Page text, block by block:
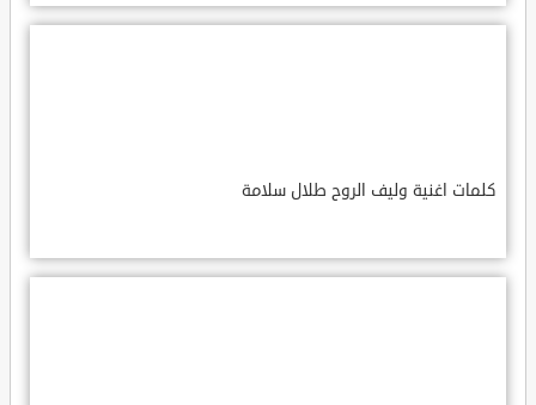
كلمات اغنية وليف الروح طلال سلامة